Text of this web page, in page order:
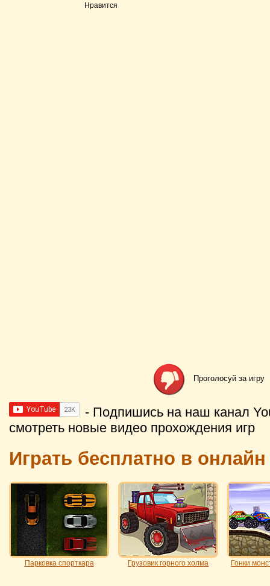
Нравится
Проголосуй за игру
- Подпишись на наш канал
смотреть новые видео прохождения игр
Играть бесплатно в
Парковка спорткара Грузовик горного холма Гонки